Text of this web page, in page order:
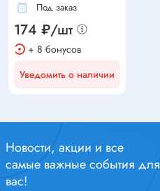
Под заказ
174 ₽/шт
+ 8 бонусов
Уведомить о наличии
Новости, акции и все
самые важные события для
вас!